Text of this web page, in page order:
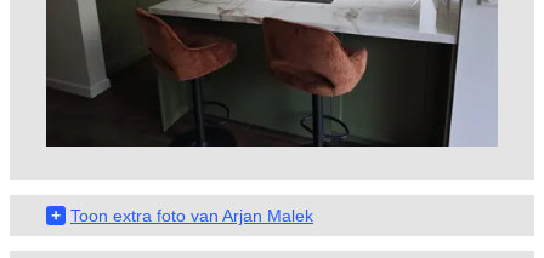
+ Toon extra foto van Arjan Malek